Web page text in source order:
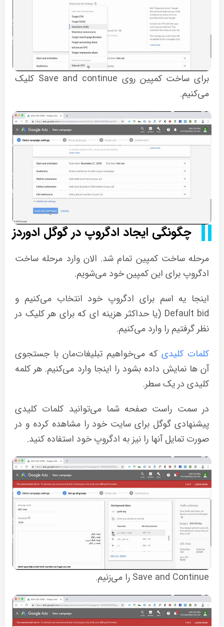
برای ساخت کمپین روی Save and continue کلیک
می‌کنیم.
چگونگی ایجاد ادگروپ در گوگل ادوردز
مرحله ساخت کمپین تمام شد. الان وارد مرحله ساخت
ادگروپ برای این کمپین‌ خود می‌شویم.
اینجا یه اسم برای ادگروپ‌ خود انتخاب می‌کنیم و
Default bid (یا حداکثر هزینه ای که برای هر کلیک در
نظر گرفتیم را وارد می‌کنیم.
کلمات کلیدی که می‌خواهیم تبلیغات‌مان با جستجوی
آن ها نمایش داده بشود را اینجا وارد می‌کنیم. هر کلمه
کلیدی در یک سطر.
در سمت راست صفحه شما می‌توانید کلمات کلیدی
پیشنهادی گوگل برای سایت خود را مشاهده کرده و در
صورت تمایل آنها را نیز به ادگروپ خود استفاده کنید.
Save and Continue را می‌زنیم.